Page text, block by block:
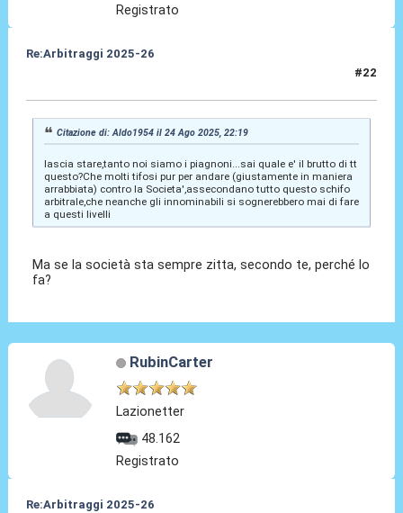
Registrato
Re:Arbitraggi 2025-26
#22
Citazione di: Aldo1954 il 24 Ago 2025, 22:19
lascia stare,tanto noi siamo i piagnoni...sai quale e' il brutto di tt
questo?Che molti tifosi pur per andare (giustamente in maniera
arrabbiata) contro la Societa',assecondano tutto questo schifo
arbitrale,che neanche gli innominabili si sognerebbero mai di fare
a questi livelli
Ma se la società sta sempre zitta, secondo te, perché lo
fa?
RubinCarter
Lazionetter
48.162
Registrato
Re:Arbitraggi 2025-26